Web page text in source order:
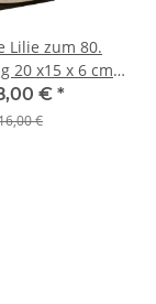
Lilie zum 80.
20 x15 x 6 cm
€ *
€